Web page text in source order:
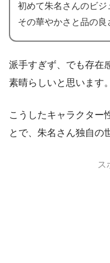
初めて朱名さんのビジ
その華やかさと品の良
派手すぎず、でも存在
素晴らしいと思います。
こうしたキャラクター
とで、朱名さん独自の
ス